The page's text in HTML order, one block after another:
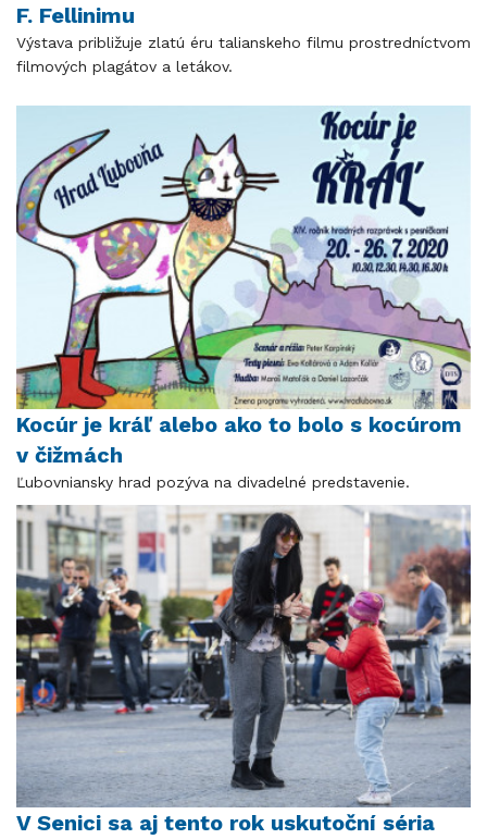
F. Fellinimu
Výstava približuje zlatú éru talianskeho filmu prostredníctvom
filmových plagátov a letákov.
Kocúr je kráľ alebo ako to bolo s kocúrom
v čižmách
Ľubovniansky hrad pozýva na divadelné predstavenie.
V Senici sa aj tento rok uskutoční séria